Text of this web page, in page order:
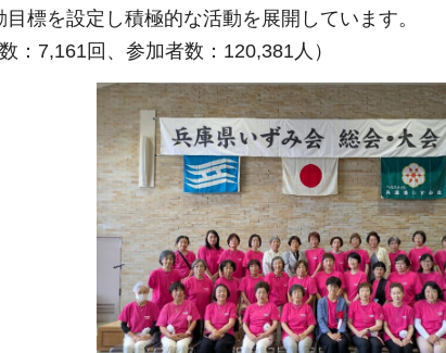
標を設定し積極的な活動を展開しています。
：7,161回、参加者数：120,381人）